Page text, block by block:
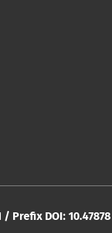
/ Prefix DOI: 10.47878